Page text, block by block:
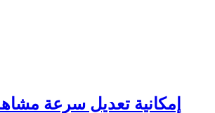
إمكانية تعديل سرعة